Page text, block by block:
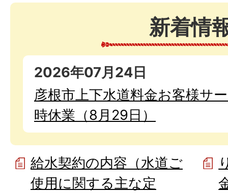
新着情
2026年07月24日
彦根市上下水道料金お客様サ
時休業（8月29日）
給水契約の内容（水道ご
使用に関する主な定